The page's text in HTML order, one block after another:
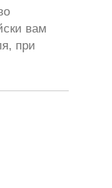
вам
при